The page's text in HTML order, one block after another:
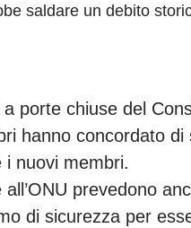
saldare un debito
porte chiuse del
hanno concordato di
i nuovi membri.
all’ONU prevedono
di sicurezza per